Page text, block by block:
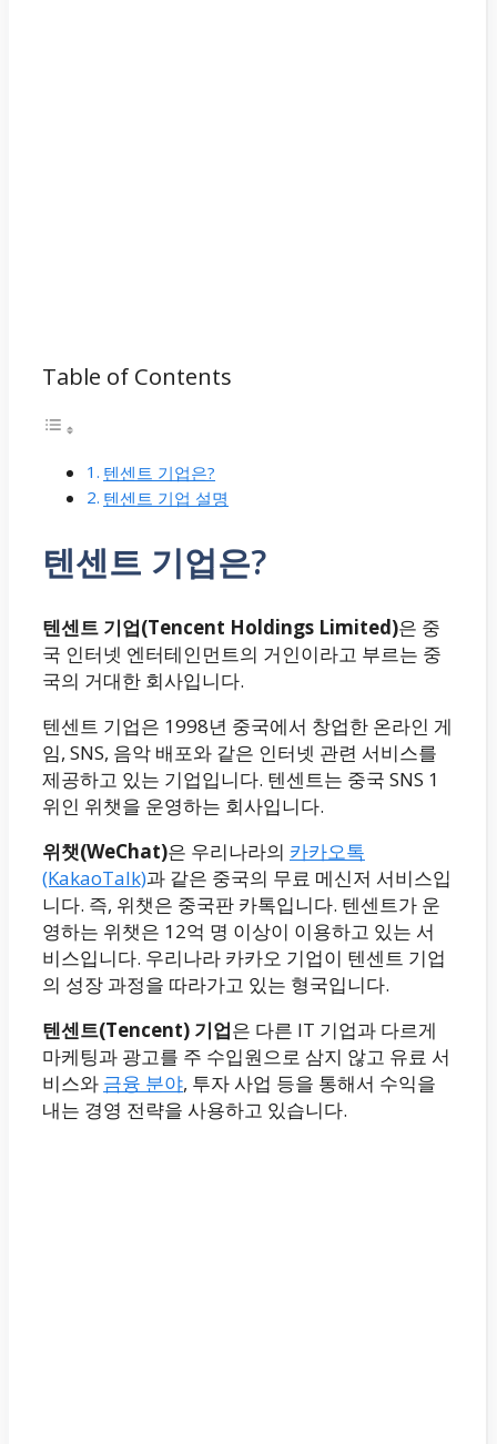
Table of Contents
텐센트 기업은?
텐센트 기업 설명
텐센트 기업은?
텐센트 기업(Tencent Holdings Limited)은 중
국 인터넷 엔터테인먼트의 거인이라고 부르는 중
국의 거대한 회사입니다.
텐센트 기업은 1998년 중국에서 창업한 온라인 게
임, SNS, 음악 배포와 같은 인터넷 관련 서비스를
제공하고 있는 기업입니다. 텐센트는 중국 SNS 1
위인 위챗을 운영하는 회사입니다.
위챗(WeChat)은 우리나라의 카카오톡
(KakaoTalk)과 같은 중국의 무료 메신저 서비스입
니다. 즉, 위챗은 중국판 카톡입니다. 텐센트가 운
영하는 위챗은 12억 명 이상이 이용하고 있는 서
비스입니다. 우리나라 카카오 기업이 텐센트 기업
의 성장 과정을 따라가고 있는 형국입니다.
텐센트(Tencent) 기업은 다른 IT 기업과 다르게
마케팅과 광고를 주 수입원으로 삼지 않고 유료 서
비스와 금융 분야, 투자 사업 등을 통해서 수익을
내는 경영 전략을 사용하고 있습니다.